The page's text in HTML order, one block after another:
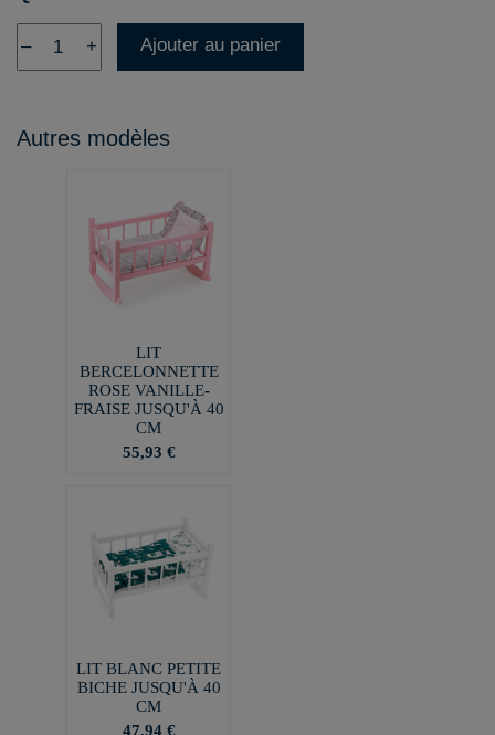
– + Ajouter au panier
Autres modèles
LIT
BERCELONNETTE
ROSE VANILLE-
FRAISE JUSQU'À 40
CM
55,93 €
LIT BLANC PETITE
BICHE JUSQU'À 40
CM
47,94 €